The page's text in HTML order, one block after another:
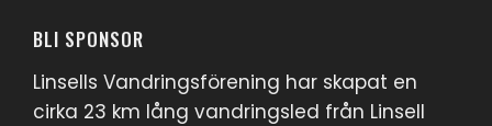
BLI SPONSOR
Linsells Vandringsförening har skapat en
cirka 23 km lång vandringsled från Linsell